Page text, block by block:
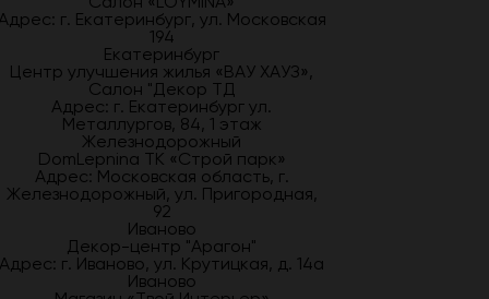
г. Екатеринбург, ул. Московская
194
Екатеринбург
Центр улучшения жилья «ВАУ ХАУЗ»,
Салон "Декор ТД
Адрес: г. Екатеринбург ул.
Металлургов, 84, 1 этаж
Железнодорожный
DomLepnina ТК «Строй парк»
Адрес: Московская область, г.
Железнодорожный, ул. Пригородная,
92
Иваново
Декор-центр "Арагон"
Адрес: г. Иваново, ул. Крутицкая, д. 14а
Иваново